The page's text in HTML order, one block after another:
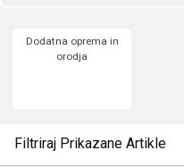
Dodatna oprema in
orodja
Filtriraj Prikazane Artikle